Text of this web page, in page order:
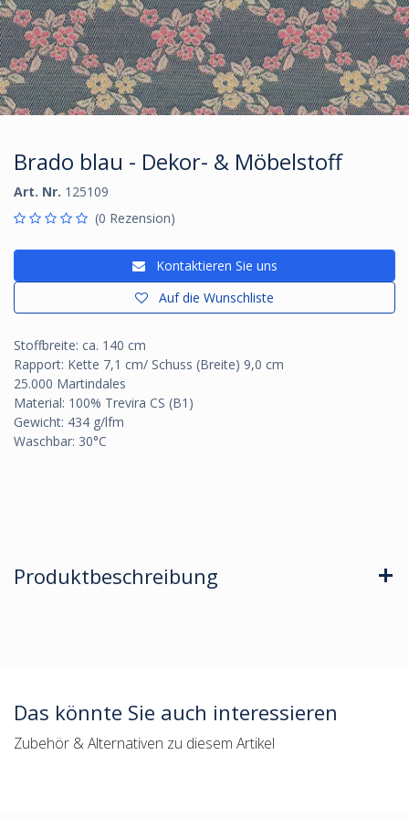
Brado blau - Dekor- & Möbelstoff
Art. Nr. 125109
(0 Rezension)
Kontaktieren Sie uns
Auf die Wunschliste
Stoffbreite: ca. 140 cm
Rapport: Kette 7,1 cm/ Schuss (Breite) 9,0 cm
25.000 Martindales
Material: 100% Trevira CS (B1)
Gewicht: 434 g/lfm
Waschbar: 30°C
Produktbeschreibung
Das könnte Sie auch interessieren
Zubehör & Alternativen zu diesem Artikel